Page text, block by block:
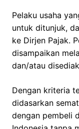
Pelaku usaha
untuk ditunjuk,
ke Dirjen Pajak.
disampaikan
dan/atau
Dengan kriteria
didasarkan
dengan pembeli